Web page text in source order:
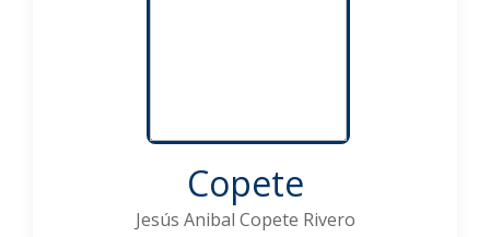
Copete
Jesús Anibal Copete Rivero